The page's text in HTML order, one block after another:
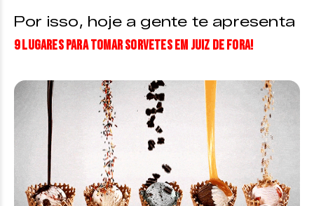
Por isso, hoje a gente te apresenta
9 lugares para tomar sorvetes em Juiz de Fora!